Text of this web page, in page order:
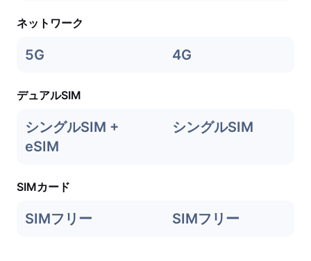
ネットワーク
5G 4G
デュアルSIM
シングルSIM +
eSIM
シングルSIM
SIMカード
SIMフリー SIMフリー